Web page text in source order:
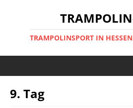
TRAMPOLINSPORT IN
9. Tag